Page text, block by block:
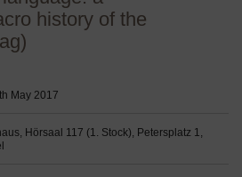
history of the
May 2017
Hörsaal 117 (1. Stock), Petersplatz 1,